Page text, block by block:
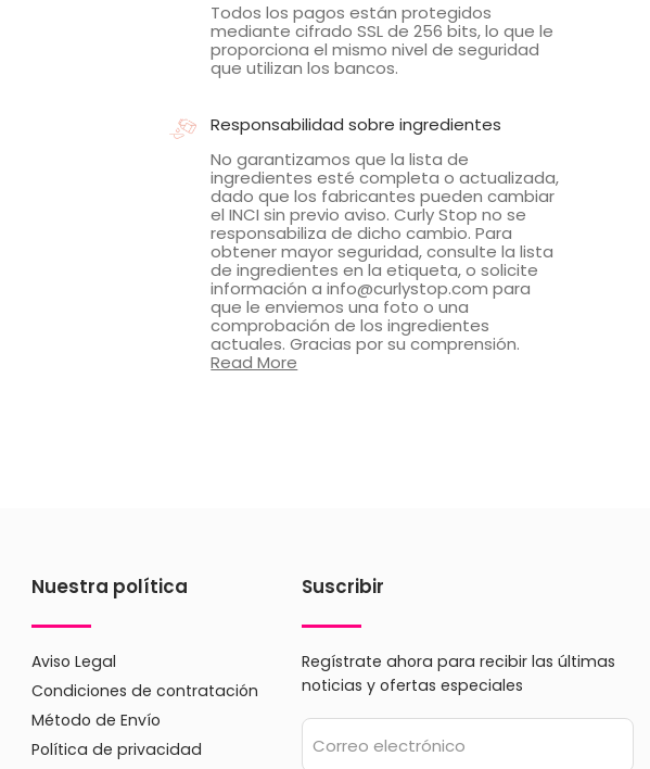
Todos los pagos están protegidos
mediante cifrado SSL de 256 bits, lo que le
proporciona el mismo nivel de seguridad
que utilizan los bancos.
Responsabilidad sobre ingredientes
No garantizamos que la lista de
ingredientes esté completa o actualizada,
dado que los fabricantes pueden cambiar
el INCI sin previo aviso. Curly Stop no se
responsabiliza de dicho cambio. Para
obtener mayor seguridad, consulte la lista
de ingredientes en la etiqueta, o solicite
información a info@curlystop.com para
que le enviemos una foto o una
comprobación de los ingredientes
actuales. Gracias por su comprensión.
Read More
Nuestra política
Aviso Legal
Condiciones de contratación
Método de Envío
Política de privacidad
Suscribir
Regístrate ahora para recibir las últimas
noticias y ofertas especiales
Correo electrónico